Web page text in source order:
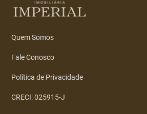
Quem Somos
Fale Conosco
Política de Privacidade
CRECI: 025915-J